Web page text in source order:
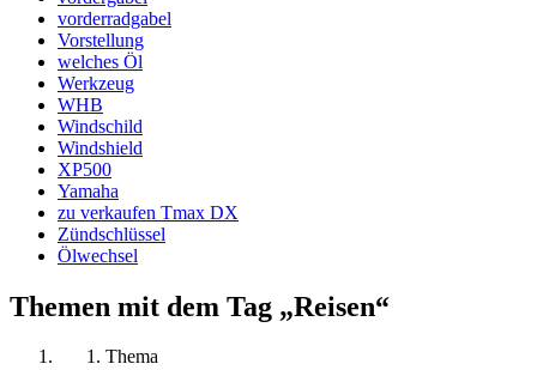
vorderradgabel
Vorstellung
welches Öl
Werkzeug
WHB
Windschild
Windshield
XP500
Yamaha
zu verkaufen Tmax DX
Zündschlüssel
Ölwechsel
Themen mit dem Tag „Reisen“
Thema